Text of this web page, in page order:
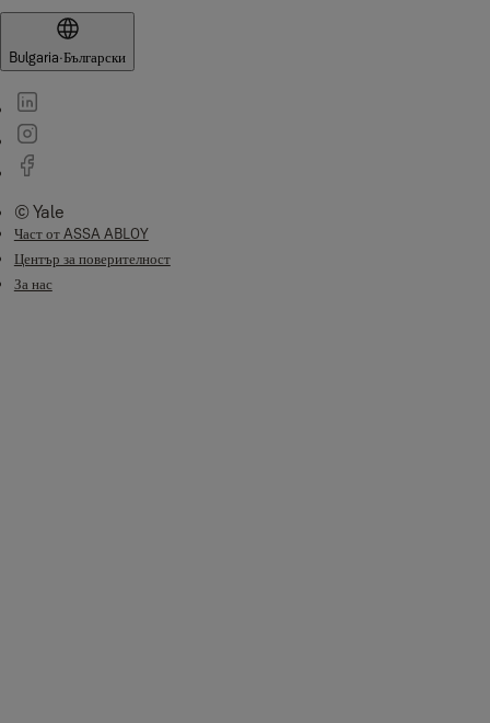
Bulgaria·Български
© Yale
Част от ASSA ABLOY
Център за поверителност
За нас